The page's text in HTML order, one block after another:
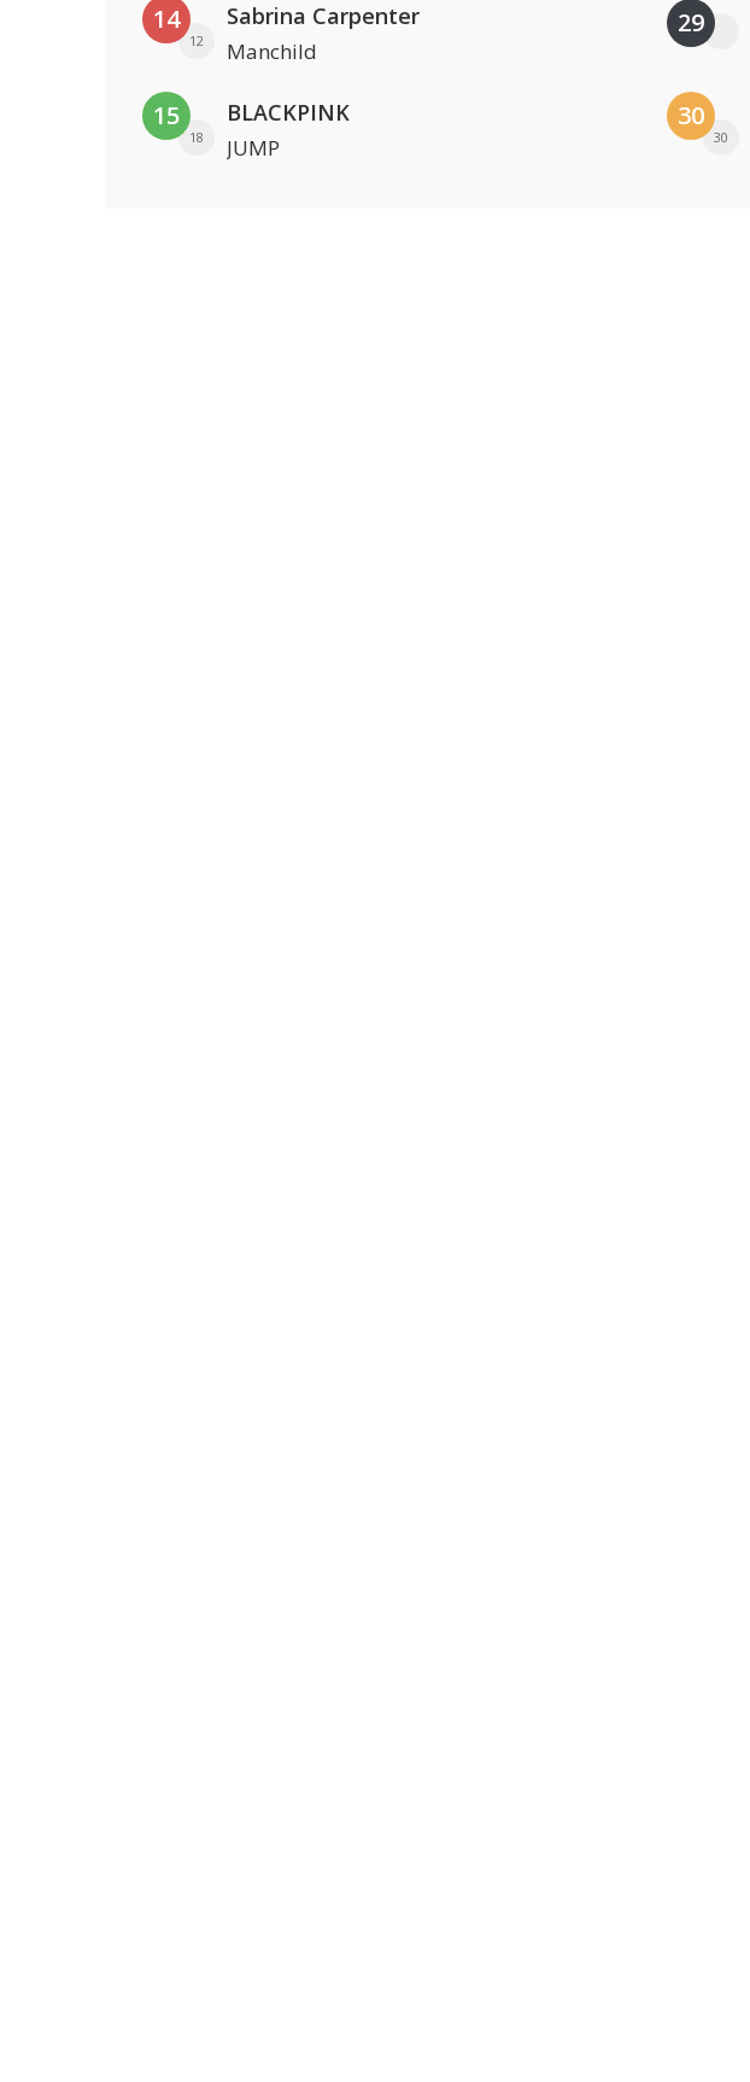
14
12
Sabrina Carpenter
Manchild
15
18
BLACKPINK
JUMP
29
30
30